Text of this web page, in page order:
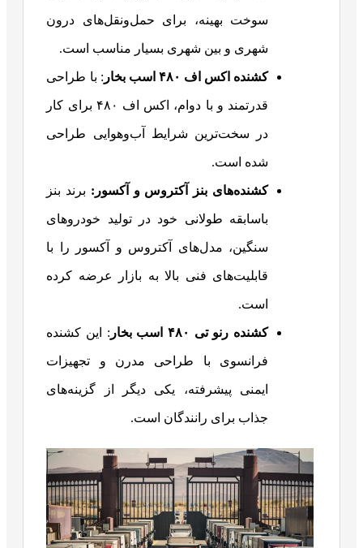
سوخت بهینه، برای حمل‌ونقل‌های درون
شهری و بین شهری بسیار مناسب است.
کشنده اکس اف ۴۸۰ اسب بخار : با طراحی
قدرتمند و با دوام، اکس اف ۴۸۰ برای کار
در سخت‌ترین شرایط آب‌وهوایی طراحی
شده است.
کشنده‌های بنز آکتروس و آکسور : برند بنز
باسابقه طولانی خود در تولید خودروهای
سنگین، مدل‌های آکتروس و آکسور را با
قابلیت‌های فنی بالا به بازار عرضه کرده
است.
کشنده رنو تی ۴۸۰اسب بخار : این کشنده
فرانسوی با طراحی مدرن و تجهیزات
ایمنی پیشرفته، یکی دیگر از گزینه‌های
جذاب برای رانندگان است.